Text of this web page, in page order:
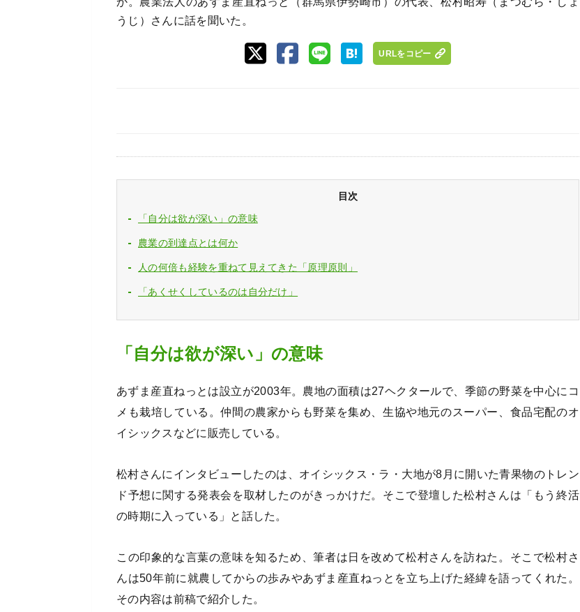
うじ）さんに話を聞いた。
URLをコピー
目次
「自分は欲が深い」の意味
農業の到達点とは何か
人の何倍も経験を重ねて見えてきた「原理原則」
「あくせくしているのは自分だけ」
「自分は欲が深い」の意味
あずま産直ねっとは設立が2003年。農地の面積は27ヘクタールで、季節の野菜を中心にコ
メも栽培している。仲間の農家からも野菜を集め、生協や地元のスーパー、食品宅配のオ
イシックスなどに販売している。
松村さんにインタビューしたのは、オイシックス・ラ・大地が8月に開いた青果物のトレン
ド予想に関する発表会を取材したのがきっかけだ。そこで登壇した松村さんは「もう終活
の時期に入っている」と話した。
この印象的な言葉の意味を知るため、筆者は日を改めて松村さんを訪ねた。そこで松村さ
んは50年前に就農してからの歩みやあずま産直ねっとを立ち上げた経緯を語ってくれた。
その内容は前稿で紹介した。